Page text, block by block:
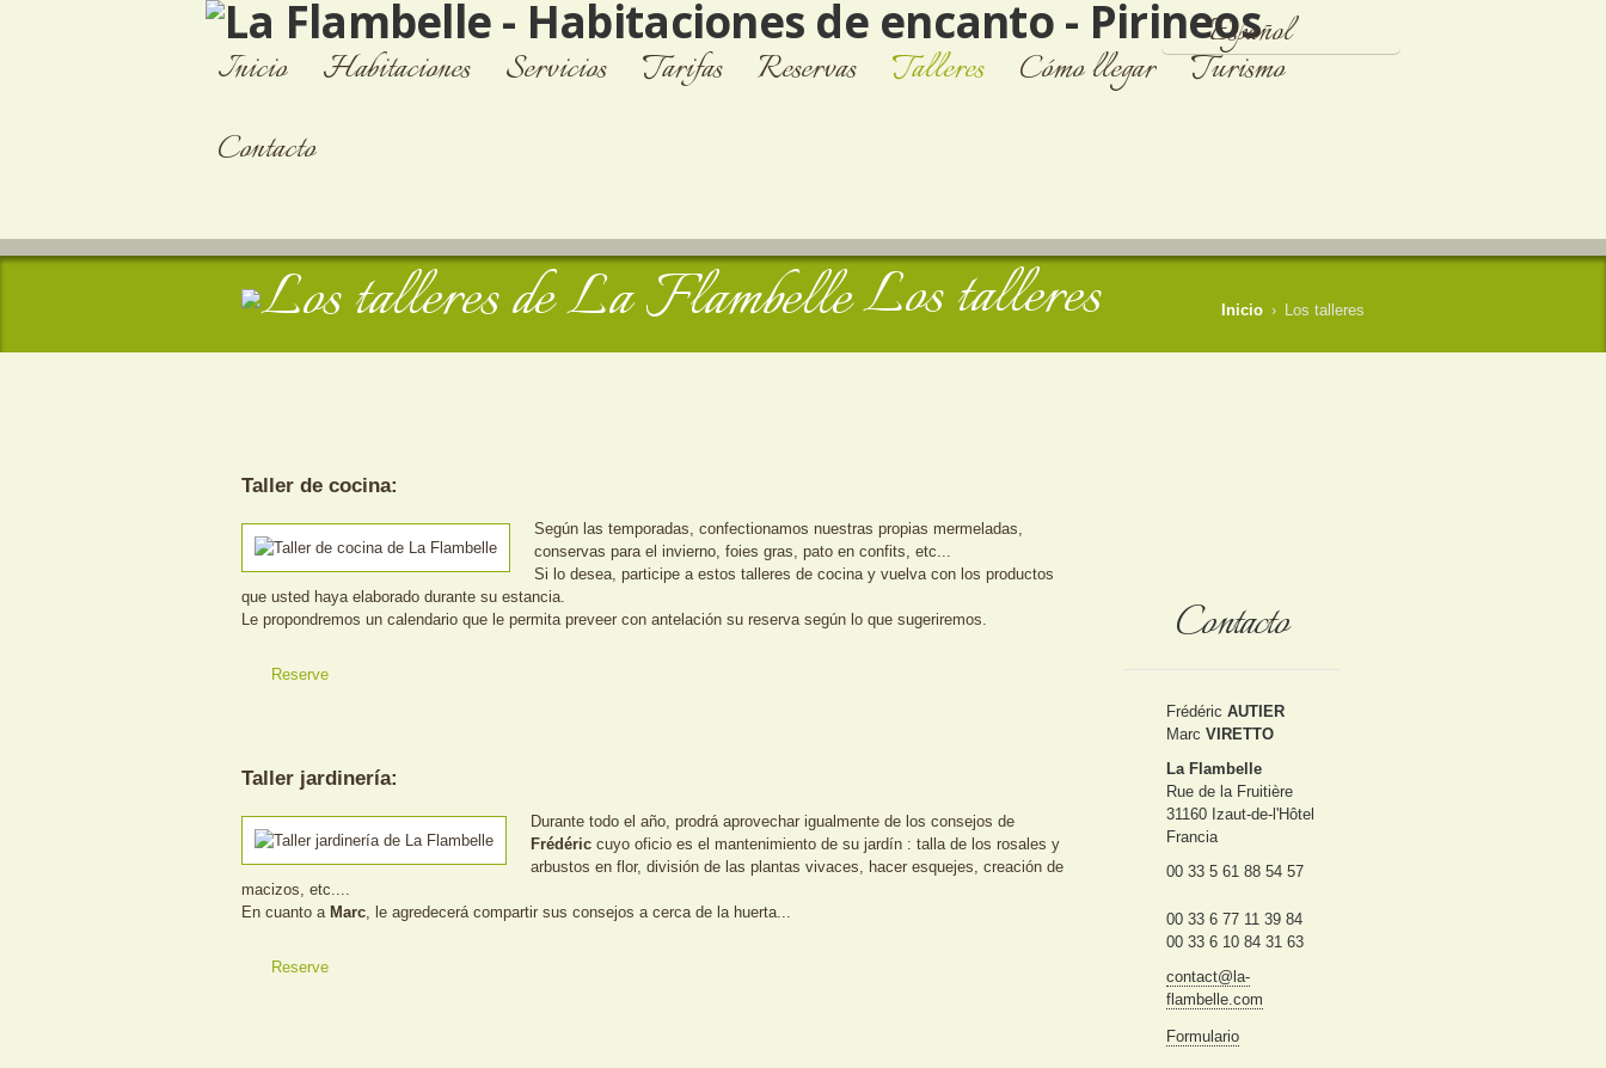
Español
Français
Inicio Habitaciones Servicios Tarifas Reservas Talleres Cómo llegar
Turismo
Contacto
Los talleres Inicio › Los talleres
Taller de cocina:
Según las temporadas, confectionamos nuestras propias mermeladas,
conservas para el invierno, foies gras, pato en confits, etc...
Si lo desea, participe a estos talleres de cocina y vuelva con los productos
que usted haya elaborado durante su estancia.
Le propondremos un calendario que le permita preveer con antelación su reserva según lo que sugeriremos.
Reserve
Taller jardinería:
Durante todo el año, prodrá aprovechar igualmente de los consejos de
Frédéric cuyo oficio es el mantenimiento de su jardín : talla de los rosales y
arbustos en flor, división de las plantas vivaces, hacer esquejes, creación de
macizos, etc....
En cuanto a Marc, le agredecerá compartir sus consejos a cerca de la huerta...
Reserve
Contacto
Frédéric AUTIER
Marc VIRETTO
La Flambelle
Rue de la Fruitière
31160 Izaut-de-l'Hôtel
Francia
00 33 5 61 88 54 57
00 33 6 77 11 39 84
00 33 6 10 84 31 63
contact@la-
flambelle.com
Formulario